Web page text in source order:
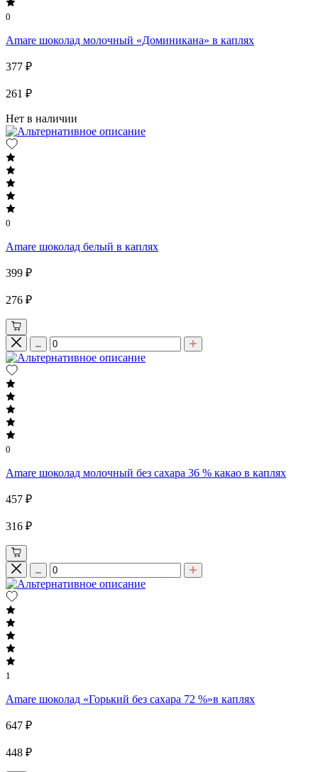
0
Amare шоколад молочный «Доминикана» в каплях
377 ₽
261 ₽
Нет в наличии
0
Amare шоколад белый в каплях
399 ₽
276 ₽
0
Amare шоколад молочный без сахара 36 % какао в каплях
457 ₽
316 ₽
1
Amare шоколад «Горький без сахара 72 %»в каплях
647 ₽
448 ₽